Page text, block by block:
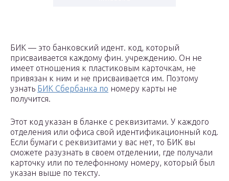
БИК — это банковский идент. код, который
присваивается каждому фин. учреждению. Он не
имеет отношения к пластиковым карточкам, не
привязан к ним и не присваивается им. Поэтому
узнать БИК Сбербанка по номеру карты не
получится.
Этот код указан в бланке с реквизитами. У каждого
отделения или офиса свой идентификационный код.
Если бумаги с реквизитами у вас нет, то БИК вы
сможете разузнать в своем отделении, где получали
карточку или по телефонному номеру, который был
указан выше по тексту.